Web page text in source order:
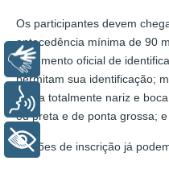
Os participantes devem
antecedência mínima de 90
documento oficial de
permitam sua identificação;
cubra totalmente nariz e
ou preta e de ponta grossa;
Cartões de inscrição já
Libras
Voz
+ Acessibilidade